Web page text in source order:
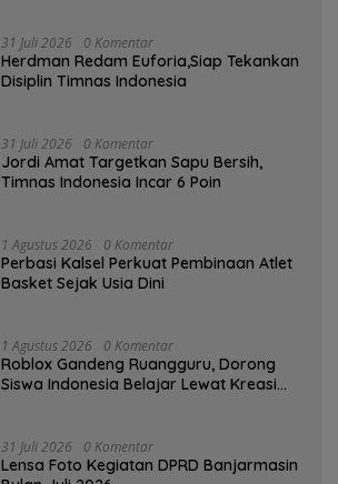
31 Juli 2026 0 Komentar
Herdman Redam Euforia,Siap Tekankan
Disiplin Timnas Indonesia
31 Juli 2026 0 Komentar
Jordi Amat Targetkan Sapu Bersih,
Timnas Indonesia Incar 6 Poin
1 Agustus 2026 0 Komentar
Perbasi Kalsel Perkuat Pembinaan Atlet
Basket Sejak Usia Dini
1 Agustus 2026 0 Komentar
Roblox Gandeng Ruangguru, Dorong
Siswa Indonesia Belajar Lewat Kreasi
31 Juli 2026 0 Komentar
Lensa Foto Kegiatan DPRD Banjarmasin